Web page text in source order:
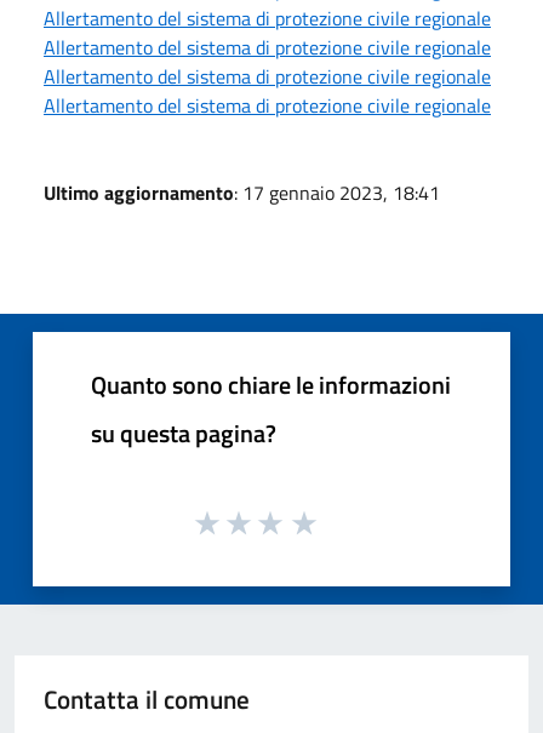
Allertamento del sistema di protezione civile regionale
Allertamento del sistema di protezione civile regionale
Allertamento del sistema di protezione civile regionale
Allertamento del sistema di protezione civile regionale
Ultimo aggiornamento: 17 gennaio 2023, 18:41
Quanto sono chiare le informazioni
su questa pagina?
Contatta il comune